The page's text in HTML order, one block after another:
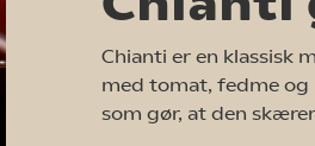
Chianti er en klassisk
med tomat, fedme og
som gør, at den